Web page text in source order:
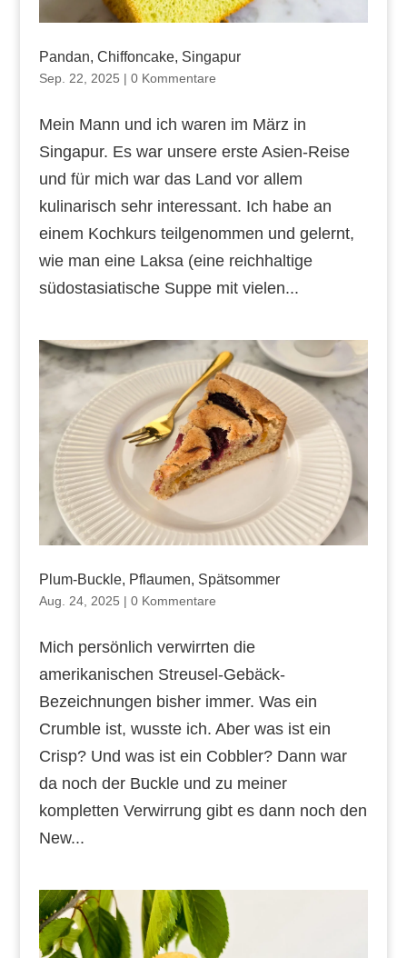
Pandan, Chiffoncake, Singapur
Sep. 22, 2025 | 0 Kommentare
Mein Mann und ich waren im März in
Singapur. Es war unsere erste Asien-Reise
und für mich war das Land vor allem
kulinarisch sehr interessant. Ich habe an
einem Kochkurs teilgenommen und gelernt,
wie man eine Laksa (eine reichhaltige
südostasiatische Suppe mit vielen...
Plum-Buckle, Pflaumen, Spätsommer
Aug. 24, 2025 | 0 Kommentare
Mich persönlich verwirrten die
amerikanischen Streusel-Gebäck-
Bezeichnungen bisher immer. Was ein
Crumble ist, wusste ich. Aber was ist ein
Crisp? Und was ist ein Cobbler? Dann war
da noch der Buckle und zu meiner
kompletten Verwirrung gibt es dann noch den
New...